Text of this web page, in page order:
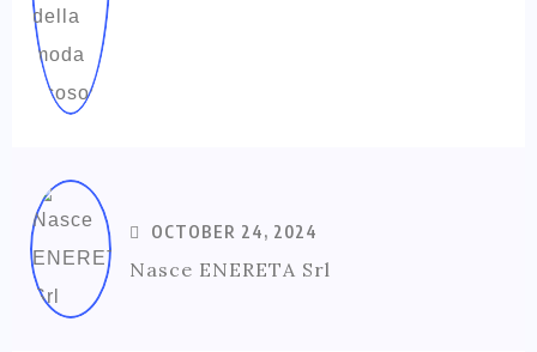
OCTOBER 24, 2024
Nasce ENERETA Srl